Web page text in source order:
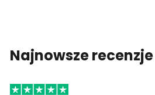
Najnowsze recenzje